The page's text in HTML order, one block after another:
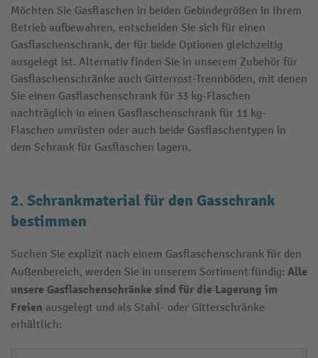
Möchten Sie Gasflaschen in beiden Gebindegrößen in Ihrem
Betrieb aufbewahren, entscheiden Sie sich für einen
Gasflaschenschrank, der für beide Optionen gleichzeitig
ausgelegt ist. Alternativ finden Sie in unserem Zubehör für
Gasflaschenschränke auch Gitterrost-Trennböden, mit denen
Sie einen Gasflaschenschrank für 33 kg-Flaschen
nachträglich in einen Gasflaschenschrank für 11 kg-
Flaschen umrüsten oder auch beide Gasflaschentypen in
dem Schrank für Gasflaschen lagern.
2. Schrankmaterial für den Gasschrank
bestimmen
Suchen Sie explizit nach einem Gasflaschenschrank für den
Außenbereich, werden Sie in unserem Sortiment fündig: Alle
unsere Gasflaschenschränke sind für die Lagerung im
Freien ausgelegt und als Stahl- oder Gitterschränke
erhältlich: